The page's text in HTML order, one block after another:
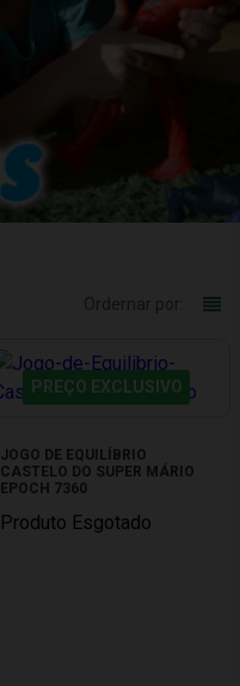
PREÇO EXCLUSIVO
JOGO DE EQUILÍBRIO
CASTELO DO SUPER MÁRIO
EPOCH 7360
Produto Esgotado